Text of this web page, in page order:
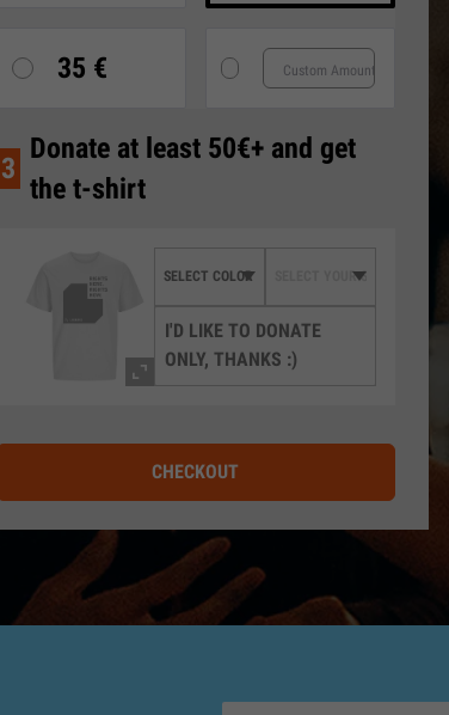
35 €
3
Donate at least 50€+ and get
the t-shirt
I'D LIKE TO DONATE
ONLY, THANKS :)
CHECKOUT